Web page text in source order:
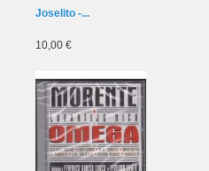
Joselito -...
10,00 €